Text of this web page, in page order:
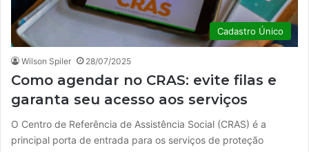
Cadastro Único
Wilson Spiler 28/07/2025
Como agendar no CRAS: evite filas e
garanta seu acesso aos serviços
O Centro de Referência de Assistência Social (CRAS) é a
principal porta de entrada para os serviços de proteção